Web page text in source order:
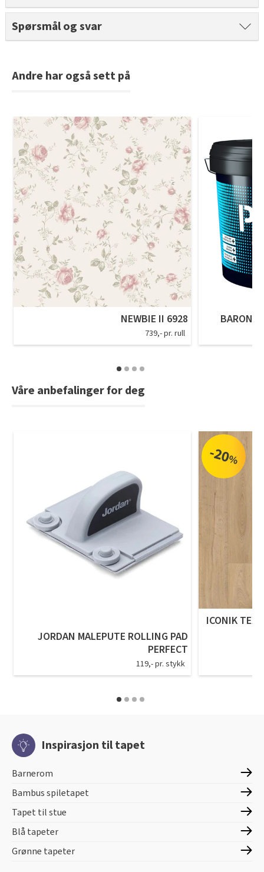
Bli inspirert av nye fargepaletter fra Årets Farge 2026!
Tarkett Shade Eik Soft Beige Parkett
Spørsmål og svar
Andre har også sett på
NEWBIE II 6928
739,- pr. rull
BARON
Våre anbefalinger for deg
JORDAN MALEPUTE ROLLING PAD
PERFECT
119,- pr. stykk
-20%
ICONIK
Inspirasjon til tapet
Barnerom
Bambus spiletapet
Tapet til stue
Blå tapeter
Grønne tapeter